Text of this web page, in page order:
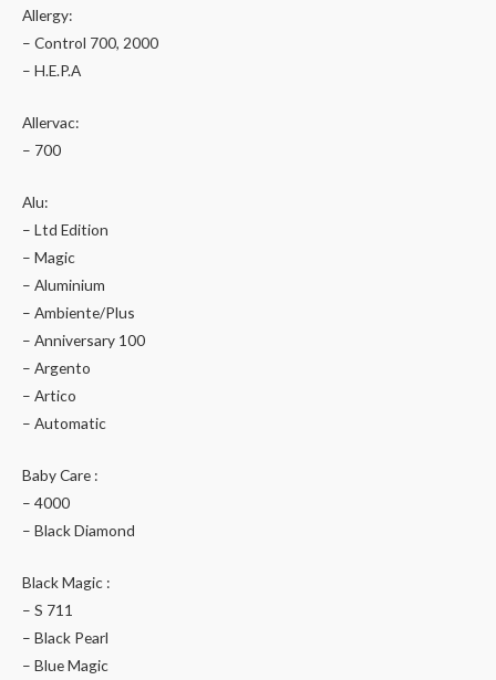
Allergy:
– Control 700, 2000
– H.E.P.A
Allervac:
– 700
Alu:
– Ltd Edition
– Magic
– Aluminium
– Ambiente/Plus
– Anniversary 100
– Argento
– Artico
– Automatic
Baby Care :
– 4000
– Black Diamond
Black Magic :
– S 711
– Black Pearl
– Blue Magic